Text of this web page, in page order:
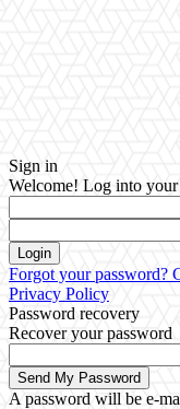
Sign in
Welcome! Log into your
Forgot your password?
Privacy Policy
Password recovery
Recover your password
A password will be e-